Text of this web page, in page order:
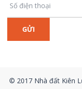
© 2017 Nhà đất Kiên